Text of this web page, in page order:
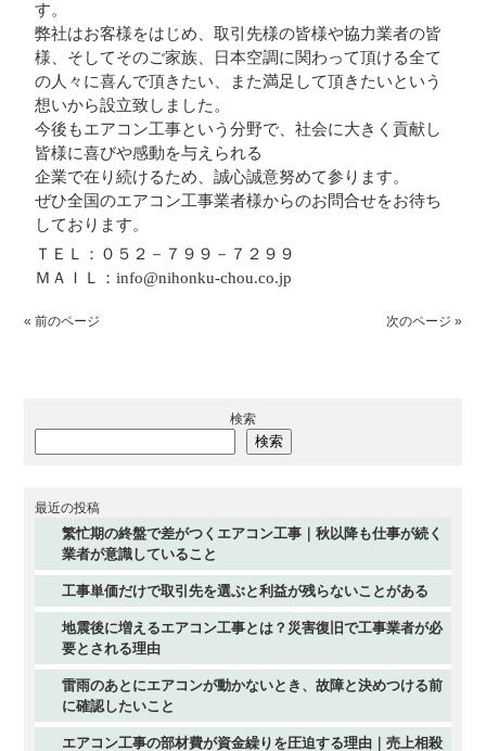
す。
弊社はお客様をはじめ、取引先様の皆様や協力業者の皆
様、そしてそのご家族、日本空調に関わって頂ける全て
の人々に喜んで頂きたい、また満足して頂きたいという
想いから設立致しました。
今後もエアコン工事という分野で、社会に大きく貢献し
皆様に喜びや感動を与えられる
企業で在り続けるため、誠心誠意努めて参ります。
ぜひ全国のエアコン工事業者様からのお問合せをお待ち
しております。
ＴＥＬ：０５２－７９９－７２９９
ＭＡＩＬ：info@nihonku-chou.co.jp
« 前のページ 次のページ »
検索
検索
最近の投稿
繁忙期の終盤で差がつくエアコン工事｜秋以降も仕事が続く
業者が意識していること
工事単価だけで取引先を選ぶと利益が残らないことがある
地震後に増えるエアコン工事とは？災害復旧で工事業者が必
要とされる理由
雷雨のあとにエアコンが動かないとき、故障と決めつける前
に確認したいこと
エアコン工事の部材費が資金繰りを圧迫する理由｜売上相殺